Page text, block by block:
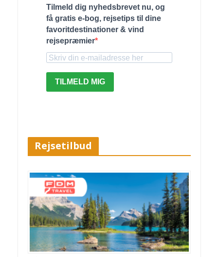
Tilmeld dig nyhedsbrevet nu, og
få gratis e-bog, rejsetips til dine
favoritdestinationer & vind
rejsepræmier
TILMELD MIG
Rejsetilbud